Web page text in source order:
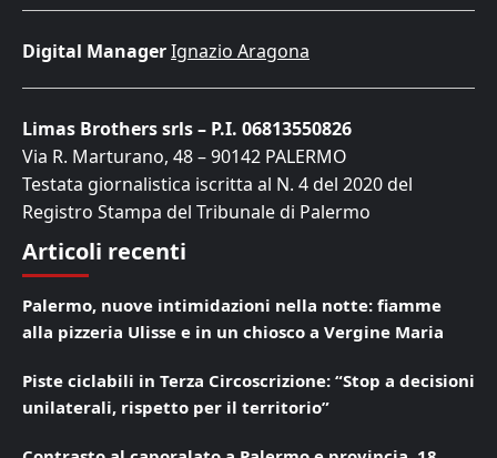
Digital ManagerIgnazio Aragona
Limas Brothers srls – P.I. 06813550826
Via R. Marturano, 48 – 90142 PALERMO
Testata giornalistica iscritta al N. 4 del 2020 del
Registro Stampa del Tribunale di Palermo
Articoli recenti
Palermo, nuove intimidazioni nella notte: fiamme
alla pizzeria Ulisse e in un chiosco a Vergine Maria
Piste ciclabili in Terza Circoscrizione: “Stop a decisioni
unilaterali, rispetto per il territorio”